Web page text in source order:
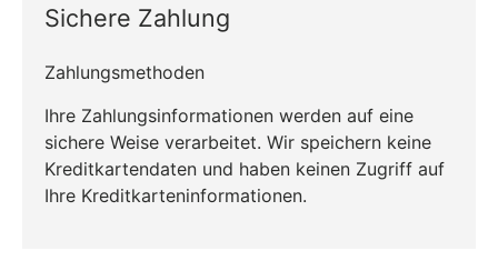
Sichere Zahlung
Zahlungsmethoden
Ihre Zahlungsinformationen werden auf eine
sichere Weise verarbeitet. Wir speichern keine
Kreditkartendaten und haben keinen Zugriff auf
Ihre Kreditkarteninformationen.